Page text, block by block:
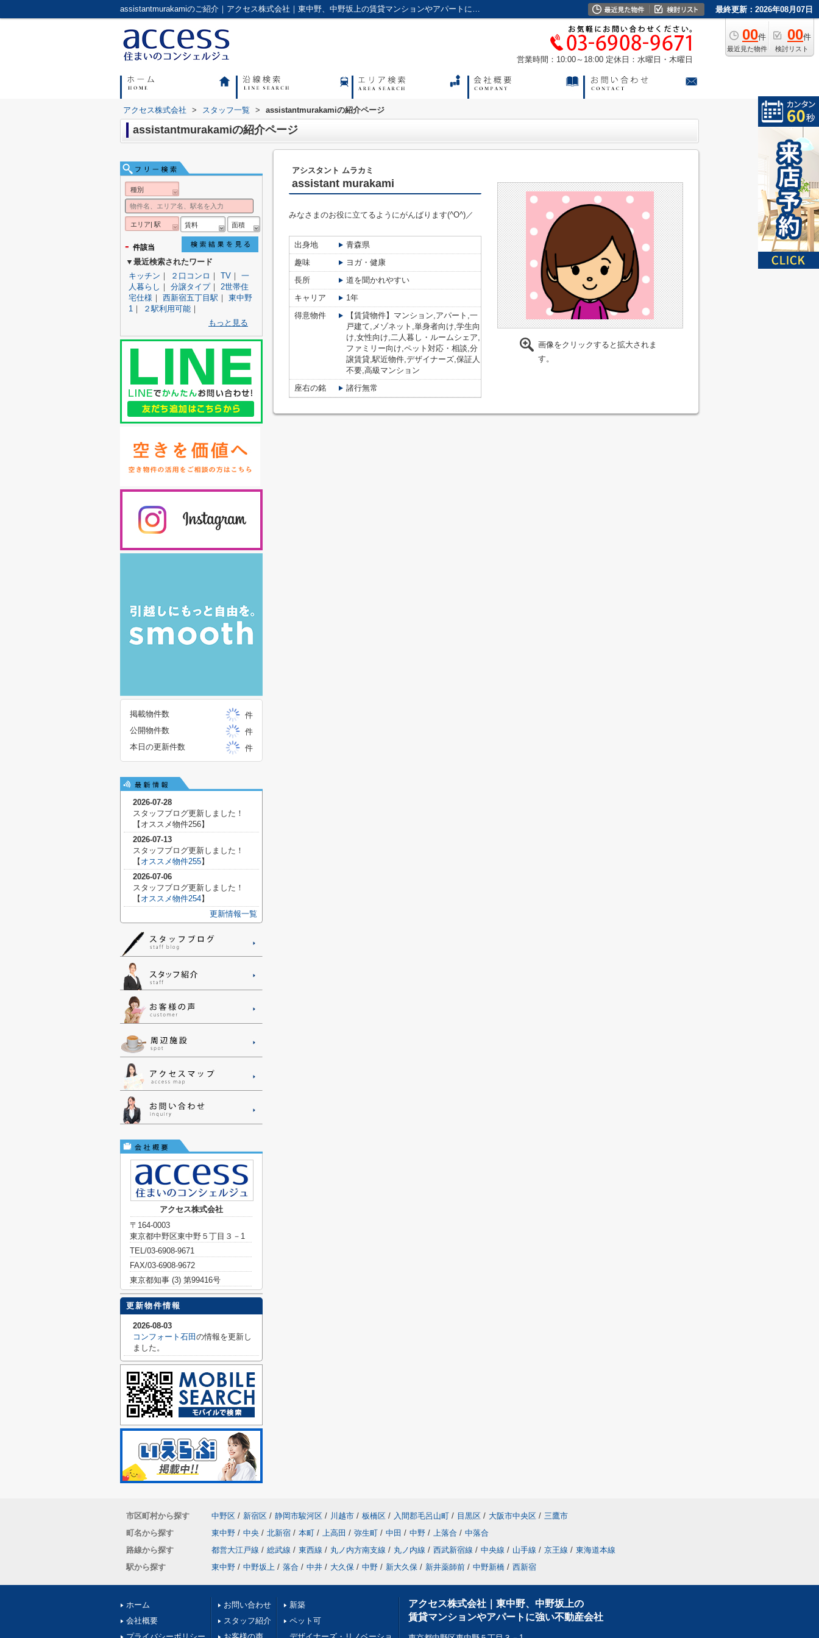
assistantmurakamiのご紹介｜アクセス株式会社｜東中野、中野坂上の賃貸マンションやアパートに強い不動産会社 最終更新：2026年08月07日
00件
最近見た物件
00件
検討リスト
営業時間：10:00～18:00 定休日：水曜日・木曜日
アクセス株式会社 > スタッフ一覧 > assistantmurakamiの紹介ページ
assistantmurakamiの紹介ページ
アシスタント ムラカミ
assistant murakami
みなさまのお役に立てるようにがんばります(^O^)／
出身地
青森県
趣味
ヨガ・健康
長所
道を聞かれやすい
キャリア
1年
得意物件
【賃貸物件】マンション,アパート,一
戸建て,メゾネット,単身者向け,学生向
け,女性向け,二人暮し・ルームシェア,
ファミリー向け,ペット対応・相談,分
譲賃貸,駅近物件,デザイナーズ,保証人
不要,高級マンション
座右の銘
諸行無常
画像をクリックすると拡大されま
す。
種別
エリア| 駅 賃料 面積
- 件該当
▼最近検索されたワード
キッチン ｜ ２口コンロ ｜ TV ｜ 一
人暮らし ｜ 分譲タイプ｜ 2世帯住
宅仕様 ｜ 西新宿五丁目駅 ｜ 東中野
1 ｜ ２駅利用可能 ｜
もっと見る
掲載物件数
件
公開物件数
件
本日の更新件数
件
2026-07-28
スタッフブログ更新しました！
【 オススメ物件256】
2026-07-13
スタッフブログ更新しました！
【 オススメ物件255】
2026-07-06
スタッフブログ更新しました！
【 オススメ物件254】
更新情報一覧
アクセス株式会社
〒164-0003
東京都中野区東中野５丁目３－1
TEL/03-6908-9671
FAX/03-6908-9672
東京都知事 (3) 第99416号
更新物件情報
2026-08-03
コンフォート石田 の情報を更新し
ました。
市区町村から探す 中野区 / 新宿区 / 静岡市駿河区 / 川越市 / 板橋区 / 入間郡毛呂山町 / 目黒区 / 大阪市中央区 / 三鷹市
町名から探す
東中野 / 中央 / 北新宿 / 本町 / 上高田 / 弥生町 / 中田 / 中野 / 上落合 / 中落合
路線から探す
都営大江戸線 / 総武線 / 東西線 / 丸ノ内方南支線 / 丸ノ内線 / 西武新宿線 / 中央線 / 山手線 / 京王線 / 東海道本線
駅から探す
東中野 / 中野坂上 / 落合 / 中井 / 大久保 / 中野 / 新大久保 / 新井薬師前 / 中野新橋 / 西新宿
ホーム
会社概要
お問い合わせ
スタッフ紹介
新築
ペット可
アクセス株式会社｜東中野、中野坂上の
賃貸マンションやアパートに強い不動産会社